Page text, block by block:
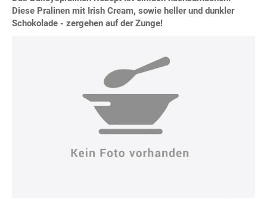
Diese Pralinen mit Irish Cream, sowie heller und dunkler
Schokolade - zergehen auf der Zunge!